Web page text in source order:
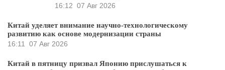
16:12 07 Авг 2026
Китай уделяет внимание научно-технологическому
развитию как основе модернизации страны
16:11
07 Авг 2026
Китай в пятницу призвал Японию прислушаться к